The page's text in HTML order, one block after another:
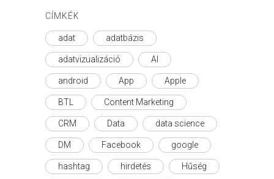
CÍMKÉK
adat adatbázis
adatvizualizáció AI
android App Apple
BTL Content Marketing
CRM Data data science
DM Facebook google
hashtag hirdetés Hűség